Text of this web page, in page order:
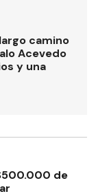
camino
Acevedo
y una
de